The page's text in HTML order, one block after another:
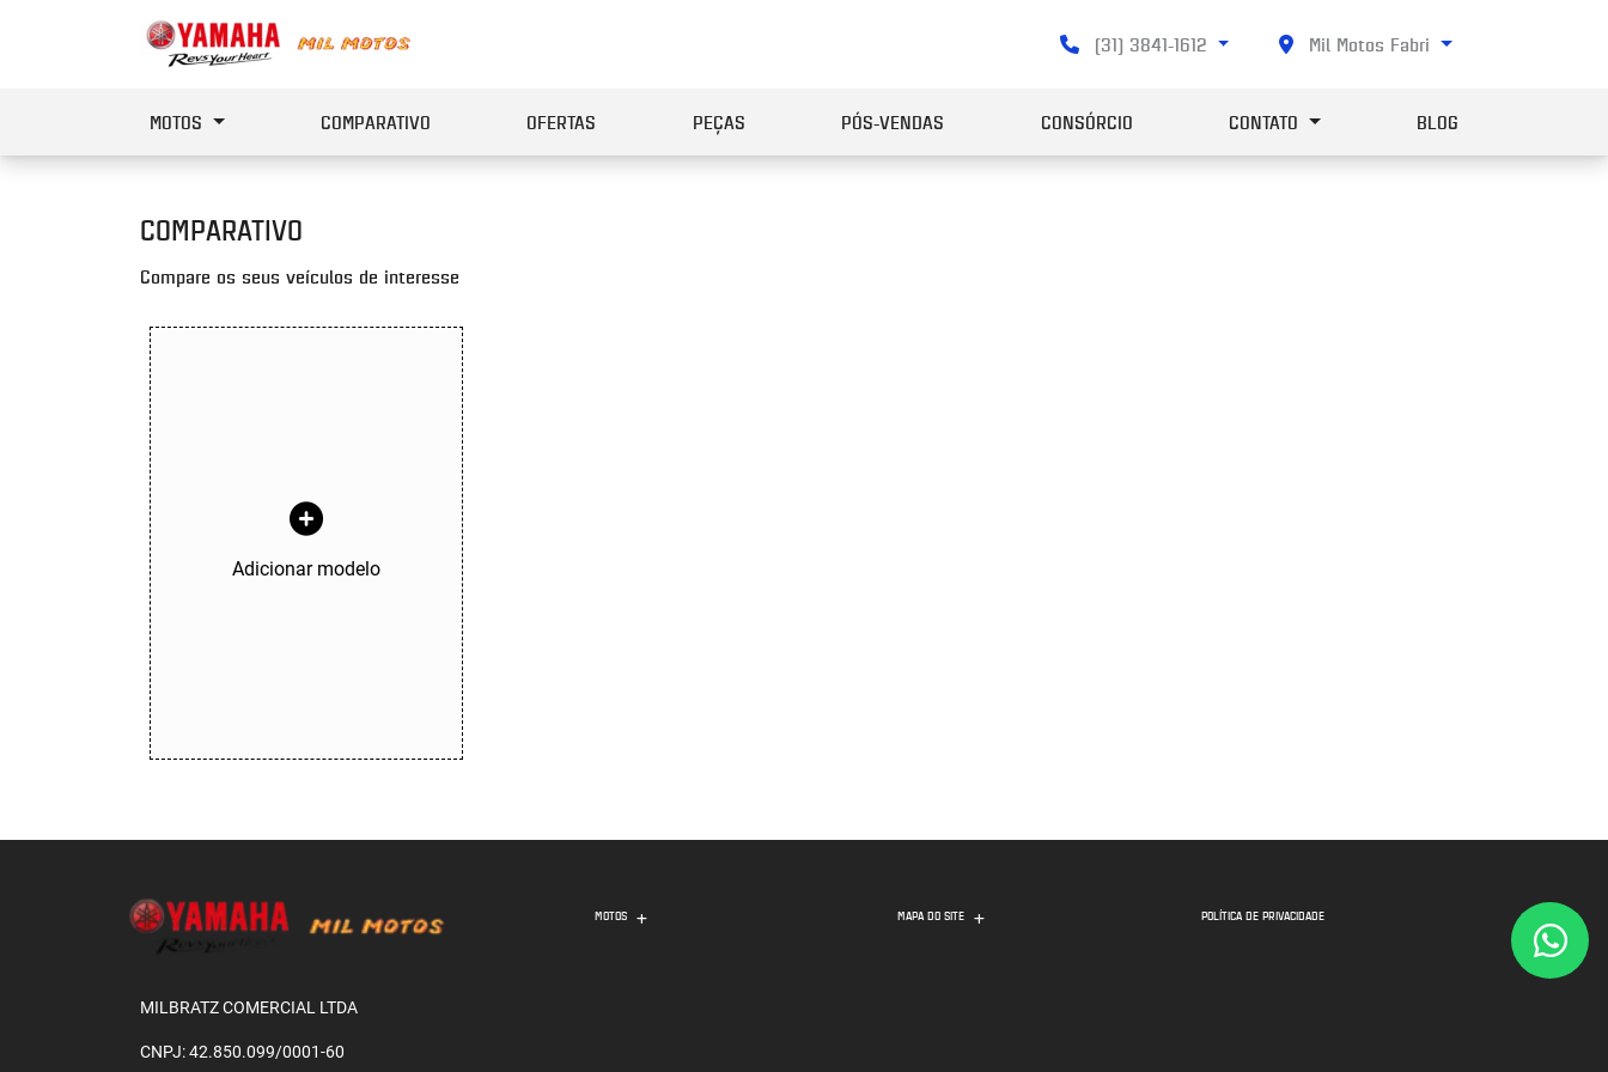
(31) 3841-1612 Mil Motos Fabri
MOTOS COMPARATIVO OFERTAS PEÇAS PÓS-VENDAS CONSÓRCIO CONTATO BLOG
COMPARATIVO
Compare os seus veículos de interesse
Adicionar modelo
MOTOS MAPA DO SITE POLÍTICA DE PRIVACIDADE
MILBRATZ COMERCIAL LTDA
CNPJ: 42.850.099/0001-60